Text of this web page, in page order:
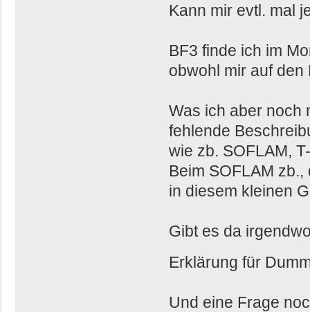
Kann mir evtl. mal
BF3 finde ich im
obwohl mir auf den
Was ich aber noch
fehlende
wie zb. SOFLAM,
Beim SOFLAM
in diesem kleinen
Gibt es da
Erklärung für
Und eine Frage